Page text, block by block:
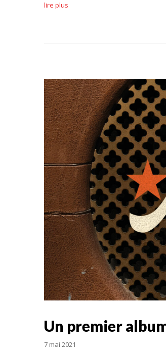
lire plus
Un premier
7 mai 2021